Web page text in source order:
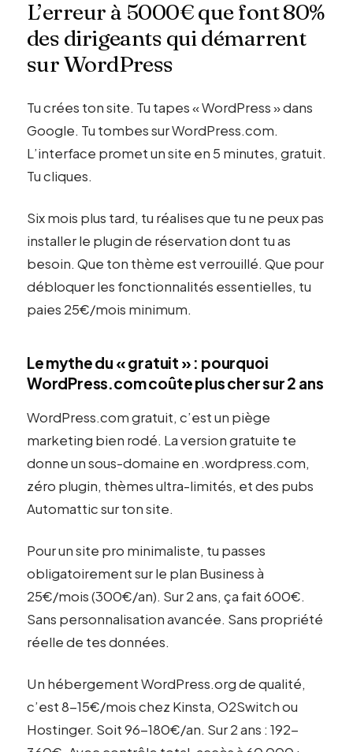
L’erreur à 5000€ que font 80%
des dirigeants qui démarrent
sur WordPress
Tu crées ton site. Tu tapes « WordPress » dans
Google. Tu tombes sur WordPress.com.
L’interface promet un site en 5 minutes, gratuit.
Tu cliques.
Six mois plus tard, tu réalises que tu ne peux pas
installer le plugin de réservation dont tu as
besoin. Que ton thème est verrouillé. Que pour
débloquer les fonctionnalités essentielles, tu
paies 25€/mois minimum.
Le mythe du « gratuit » : pourquoi
WordPress.com coûte plus cher sur 2 ans
WordPress.com gratuit, c’est un piège
marketing bien rodé. La version gratuite te
donne un sous-domaine en .wordpress.com,
zéro plugin, thèmes ultra-limités, et des pubs
Automattic sur ton site.
Pour un site pro minimaliste, tu passes
obligatoirement sur le plan Business à
25€/mois (300€/an). Sur 2 ans, ça fait 600€.
Sans personnalisation avancée. Sans propriété
réelle de tes données.
Un hébergement WordPress.org de qualité,
c’est 8-15€/mois chez Kinsta, O2Switch ou
Hostinger. Soit 96-180€/an. Sur 2 ans : 192-